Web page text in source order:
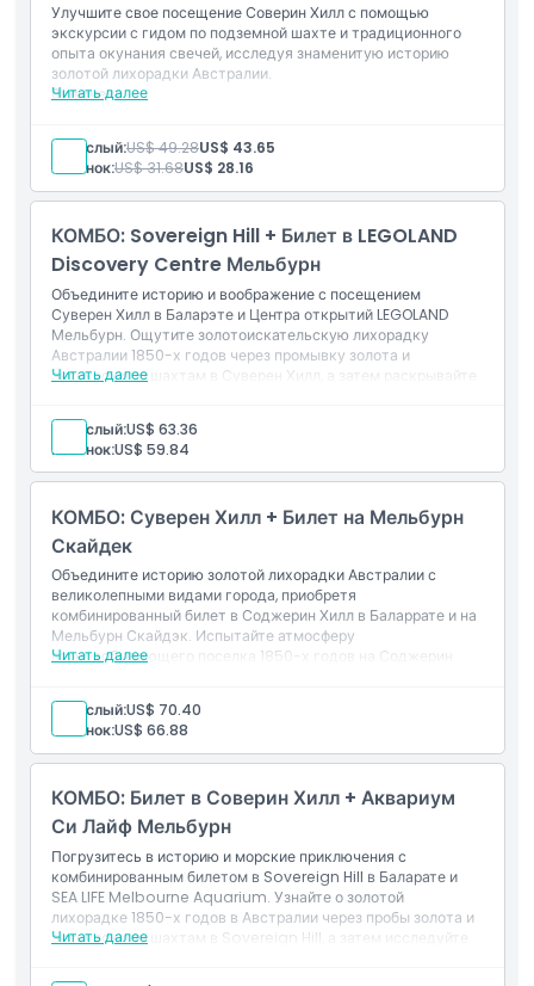
Улучшите свое посещение Соверин Хилл с помощью
экскурсии с гидом по подземной шахте и традиционного
опыта окунания свечей, исследуя знаменитую историю
золотой лихорадки Австралии.
Читать далее
Включено
Экскурсия по шахте
Билет на экскурсию по шахте (требуется использовать
до 13:00)
Окунать свечу (под руководством наших сотрудников
воск, постепенно создавая свою собственную свечу
ручной работы, чтобы взять её домой)
Взрослый:US$ 49.28US$ 43.65
Ребенок:US$ 31.68US$ 28.16
КОМБО: Sovereign Hill + Билет в LEGOLAND
Discovery Centre Мельбурн
Объедините историю и воображение с посещением
Суверен Хилл в Баларэте и Центра открытий LEGOLAND
Мельбурн. Ощутите золотоискательскую лихорадку
Австралии 1850-х годов через промывку золота и
экскурсии по шахтам в Суверен Хилл, а затем раскрывайте
кинотеатром 4D в LEGOLAND, идеально подходящими для
семейных прогулок из Мельбурна.
Читать далее
Включено в стоимость
Общий вход в Суверен Хилл с доступом в город с
Вход в Центр открытий LEGOLAND Мельбурн с
аттракционами, зонами для сборки LEGO и кинотеатром
4D
Гибкое расписание для обеих достопримечательностей
Взрослый:US$ 63.36
Ребенок:US$ 59.84
КОМБО: Суверен Хилл + Билет на Мельбурн
Скайдек
Объедините историю золотой лихорадки Австралии с
великолепными видами города, приобретя
комбинированный билет в Соджерин Хилл в Баларрате и на
Мельбурн Скайдэк. Испытайте атмосферу
горнодобывающего поселка 1850-х годов на Соджерин
самой высокой смотровой площадки в Южном полушарии
— Мельбурн Скайдэк, идеально подходящей для
любителей истории и городских горизонтов.
Читать далее
Включено
золотой лихорадки, промывкой золота и
демонстрациями
Вход на смотровую площадку Мельбурн Скайдэк с
панорамными видами города
Гибкое расписание для обеих достопримечательностей
Взрослый:US$ 70.40
Ребенок:US$ 66.88
КОМБО: Билет в Соверин Хилл + Аквариум
Си Лайф Мельбурн
Погрузитесь в историю и морские приключения с
комбинированным билетом в Sovereign Hill в Баларате и
SEA LIFE Melbourne Aquarium. Узнайте о золотой
лихорадке 1850-х годов в Австралии через пробы золота и
экскурсии по шахтам в Sovereign Hill, а затем исследуйте
тоннелями в SEA LIFE Melbourne, идеально подходит для
Читать далее